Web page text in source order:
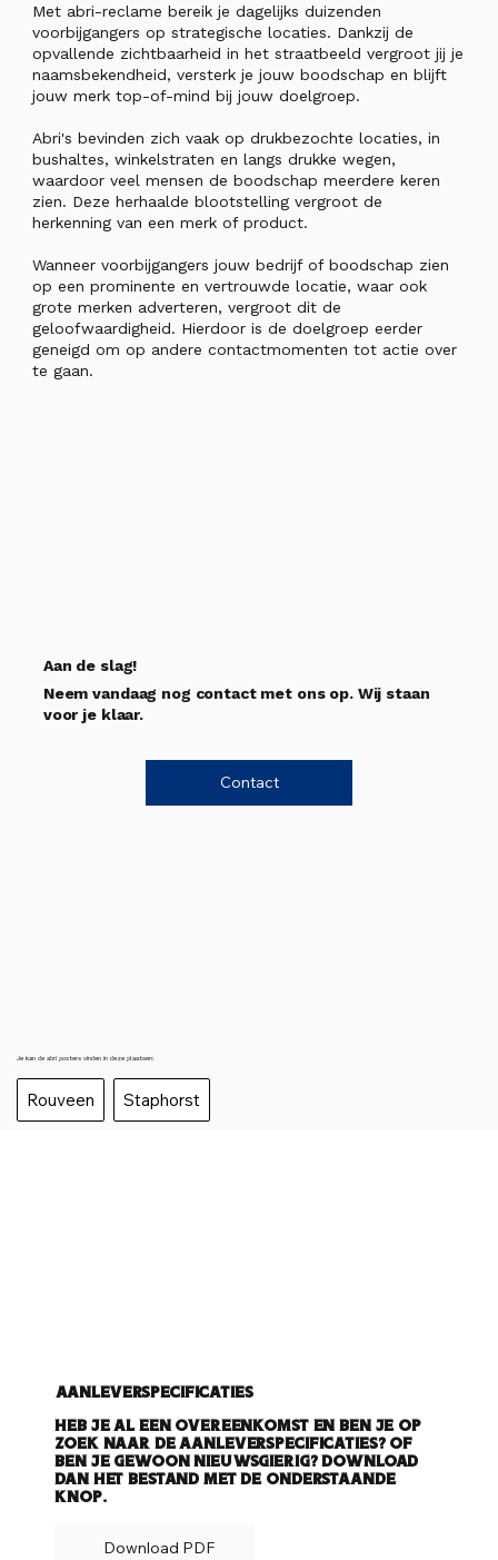
Je kan de abri posters vinden in deze plaatsen:
Rouveen Staphorst
Met abri-reclame bereik je dagelijks duizenden
voorbijgangers op strategische locaties. Dankzij de
opvallende zichtbaarheid in het straatbeeld vergroot jij je
naamsbekendheid, versterk je jouw boodschap en blijft
jouw merk top-of-mind bij jouw doelgroep.
Abri's bevinden zich vaak op drukbezochte locaties, in
bushaltes, winkelstraten en langs drukke wegen,
waardoor veel mensen de boodschap meerdere keren
zien. Deze herhaalde blootstelling vergroot de
herkenning van een merk of product.
Wanneer voorbijgangers jouw bedrijf of boodschap zien
op een prominente en vertrouwde locatie, waar ook
grote merken adverteren, vergroot dit de
geloofwaardigheid. Hierdoor is de doelgroep eerder
geneigd om op andere contactmomenten tot actie over
te gaan.
Aan de slag!
Neem vandaag nog contact met ons op. Wij staan
voor je klaar.
Contact
Aanleverspecificaties
Heb je al een overeenkomst en ben je op
zoek naar de aanleverspecificaties? Of
ben je gewoon nieuwsgierig? Download
dan het bestand met de onderstaande
knop.
Download PDF